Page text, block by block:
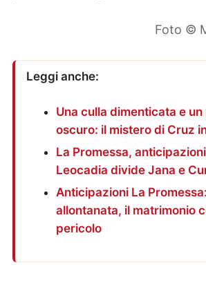
Foto ©
Leggi anche:
Una culla dimenticata e
oscuro: il mistero di Cruz
La Promessa,
Leocadia divide Jana e
Anticipazioni La
allontanata, il matrimonio
pericolo